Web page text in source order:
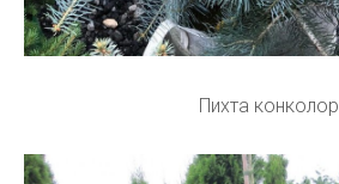
Пихта конколор